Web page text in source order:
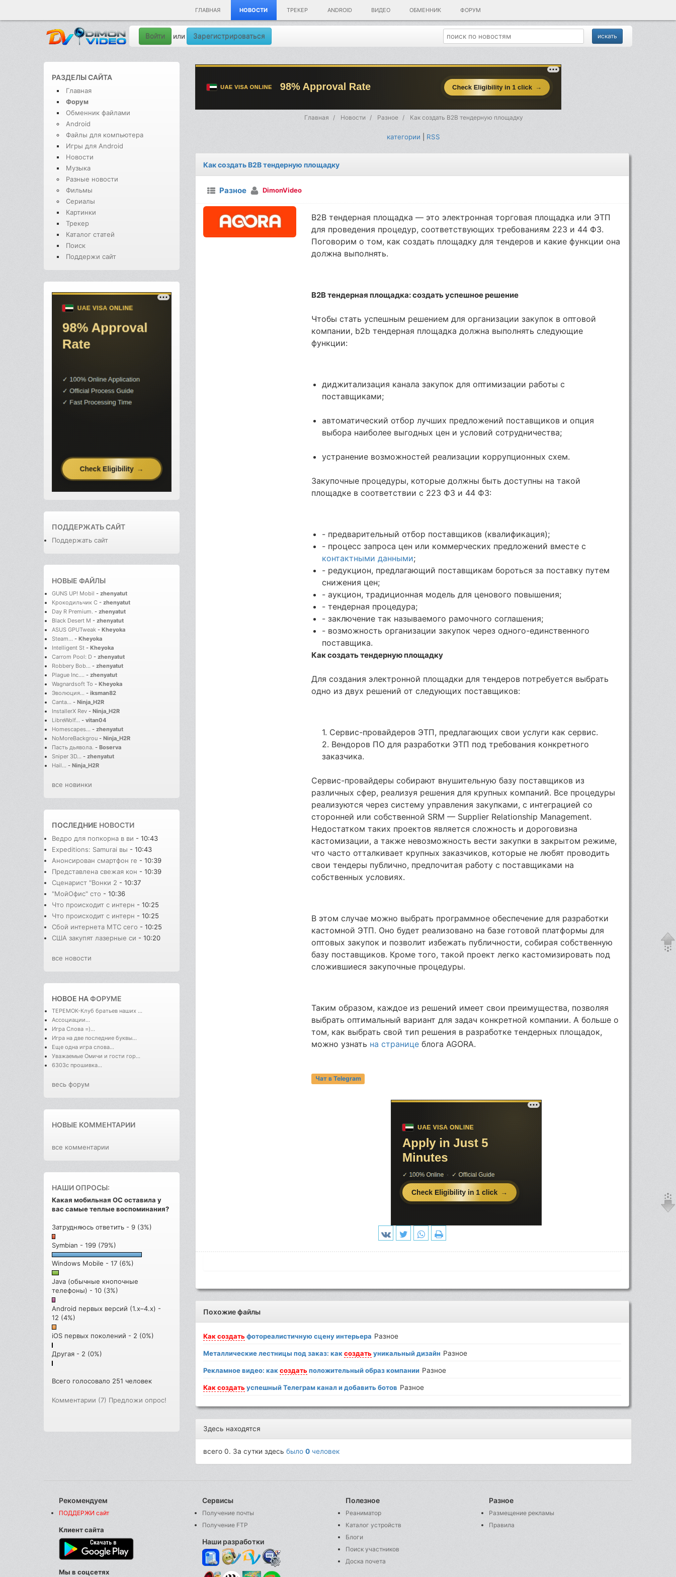
ГЛАВНАЯ НОВОСТИ ТРЕКЕР ANDROID ВИДЕО ОБМЕННИК ФОРУМ
Войти или Зарегистрироваться
РАЗДЕЛЫ САЙТА
Главная
Форум
Обменник файлами
Android
Файлы для компьютера
Игры для Android
Новости
Музыка
Разные новости
Фильмы
Сериалы
Картинки
Трекер
Каталог статей
Поиск
Поддержи сайт
ПОДДЕРЖАТЬ САЙТ
Поддержать сайт
НОВЫЕ ФАЙЛЫ
GUNS UP! Mobil - zhenyatut
Крокодильчик С - zhenyatut
Day R Premium. - zhenyatut
Black Desert M - zhenyatut
ASUS GPUTweak - Kheyoka
Steam... - Kheyoka
Intelligent St - Kheyoka
Carrom Pool: D - zhenyatut
Robbery Bob... - zhenyatut
Plague Inc.... - zhenyatut
Wagnardsoft To - Kheyoka
Эволюция... - iksman82
Canta... - Ninja_H2R
InstallerX Rev - Ninja_H2R
LibreWolf... - vitan04
Homescapes... - zhenyatut
NoMoreBackgrou - Ninja_H2R
Пасть дьявола. - Boserva
Sniper 3D... - zhenyatut
Hail... - Ninja_H2R
все новинки
ПОСЛЕДНИЕ НОВОСТИ
Ведро для попкорна в ви - 10:43
Expeditions: Samurai вы - 10:43
Анонсирован смартфон re - 10:39
Представлена свежая кон - 10:39
Сценарист "Вонки 2 - 10:37
"МойОфис" сто - 10:36
Что происходит с интерн - 10:25
Что происходит с интерн - 10:25
Сбой интернета МТС сего - 10:25
США закупят лазерные си - 10:20
все новости
НОВОЕ НАФОРУМЕ
ТЕРЕМОК-Клуб братьев наших ...
Ассоциации...
Игра Слова =)...
Игра на две последние буквы...
Еще одна игра слова...
Уважаемые Омичи и гости гор...
6303с прошивка...
весь форум
НОВЫЕ КОММЕНТАРИИ
все комментарии
НАШИ ОПРОСЫ:
Какая мобильная ОС оставила у
вас самые теплые воспоминания?
Затрудняюсь ответить - 9 (3%)
Symbian - 199 (79%)
Windows Mobile - 17 (6%)
Java (обычные кнопочные
телефоны) - 10 (3%)
Android первых версий (1.x–4.x) -
12 (4%)
iOS первых поколений - 2 (0%)
Другая - 2 (0%)
Всего голосовало 251 человек
Комментарии (7) Предложи опрос!
Главная Новости Разное Как создать B2B тендерную площадку
категории RSS
Как создать B2B тендерную площадку
Разное DimonVideo
B2B тендерная площадка — это электронная торговая площадка или ЭТП
для проведения процедур, соответствующих требованиям 223 и 44 ФЗ.
Поговорим о том, как создать площадку для тендеров и какие функции она
должна выполнять.
B2B тендерная площадка: создать успешное решение
Чтобы стать успешным решением для организации закупок в оптовой
компании, b2b тендерная площадка должна выполнять следующие
функции:
диджитализация канала закупок для оптимизации работы с
поставщиками;
автоматический отбор лучших предложений поставщиков и опция
выбора наиболее выгодных цен и условий сотрудничества;
устранение возможностей реализации коррупционных схем.
Закупочные процедуры, которые должны быть доступны на такой
площадке в соответствии с 223 ФЗ и 44 ФЗ:
- предварительный отбор поставщиков (квалификация);
- процесс запроса цен или коммерческих предложений вместе с
контактными данными;
- редукцион, предлагающий поставщикам бороться за поставку путем
снижения цен;
- аукцион, традиционная модель для ценового повышения;
- тендерная процедура;
- заключение так называемого рамочного соглашения;
- возможность организации закупок через одного-единственного
поставщика.
Как создать тендерную площадку
Для создания электронной площадки для тендеров потребуется выбрать
одно из двух решений от следующих поставщиков:
1. Сервис-провайдеров ЭТП, предлагающих свои услуги как сервис.
2. Вендоров ПО для разработки ЭТП под требования конкретного
заказчика.
Сервис-провайдеры собирают внушительную базу поставщиков из
различных сфер, реализуя решения для крупных компаний. Все процедуры
реализуются через систему управления закупками, с интеграцией со
сторонней или собственной SRM — Supplier Relationship Management.
Недостатком таких проектов является сложность и дороговизна
кастомизации, а также невозможность вести закупки в закрытом режиме,
что часто отталкивает крупных заказчиков, которые не любят проводить
свои тендеры публично, предпочитая работу с поставщиками на
собственных условиях.
В этом случае можно выбрать программное обеспечение для разработки
кастомной ЭТП. Оно будет реализовано на базе готовой платформы для
оптовых закупок и позволит избежать публичности, собирая собственную
базу поставщиков. Кроме того, такой проект легко кастомизировать под
сложившиеся закупочные процедуры.
Таким образом, каждое из решений имеет свои преимущества, позволяя
выбрать оптимальный вариант для задач конкретной компании. А больше о
том, как выбрать свой тип решения в разработке тендерных площадок,
можно узнать на странице блога AGORA.
Чат в Telegram
Похожие файлы
Каксоздать фотореалистичную сцену интерьера Разное
Металлические лестницы под заказ: каксоздать уникальный дизайн Разное
Рекламное видео: каксоздать положительный образ компании Разное
Каксоздать успешный Телеграм канал и добавить ботов Разное
Здесь находятся
всего 0. За сутки здесьбыло0 человек
Рекомендуем
ПОДДЕРЖИ сайт
Клиент сайта
Мы в соцсетях
Сервисы
Получение почты
Получение FTP
Наши разработки
Полезное
Реаниматор
Каталог устройств
Блоги
Поиск участников
Доска почета
Разное
Размещение рекламы
Правила